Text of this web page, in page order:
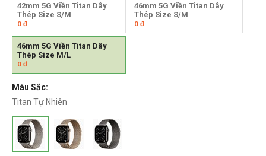
42mm 5G Viền Titan Dây
Thép Size S/M
0 đ
46mm 5G Viền Titan Dây
Thép Size S/M
0đ
46mm 5G Viền Titan Dây
Thép Size M/L
0 đ
Màu Sắc:
Titan Tự Nhiên